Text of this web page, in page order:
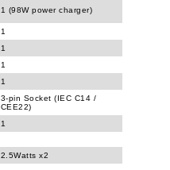
1 (98W power charger)
1
1
1
1
3-pin Socket (IEC C14 /
CEE22)
1
2.5Watts x2